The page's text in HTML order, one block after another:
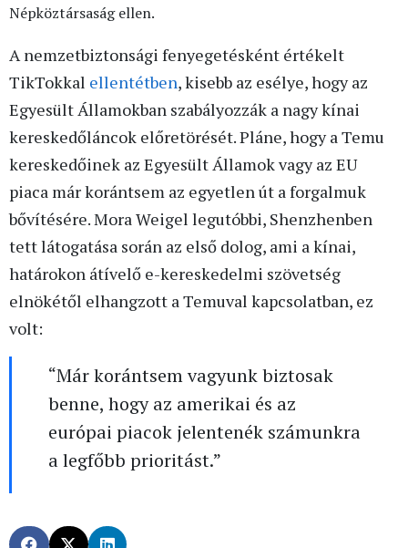
Népköztársaság ellen.
A nemzetbiztonsági fenyegetésként értékelt
TikTokkal ellentétben, kisebb az esélye, hogy az
Egyesült Államokban szabályozzák a nagy kínai
kereskedőláncok előretörését. Pláne, hogy a Temu
kereskedőinek az Egyesült Államok vagy az EU
piaca már korántsem az egyetlen út a forgalmuk
bővítésére. Mora Weigel legutóbbi, Shenzhenben
tett látogatása során az első dolog, ami a kínai,
határokon átívelő e-kereskedelmi szövetség
elnökétől elhangzott a Temuval kapcsolatban, ez
volt:
“Már korántsem vagyunk biztosak
benne, hogy az amerikai és az
európai piacok jelentenék számunkra
a legfőbb prioritást.”